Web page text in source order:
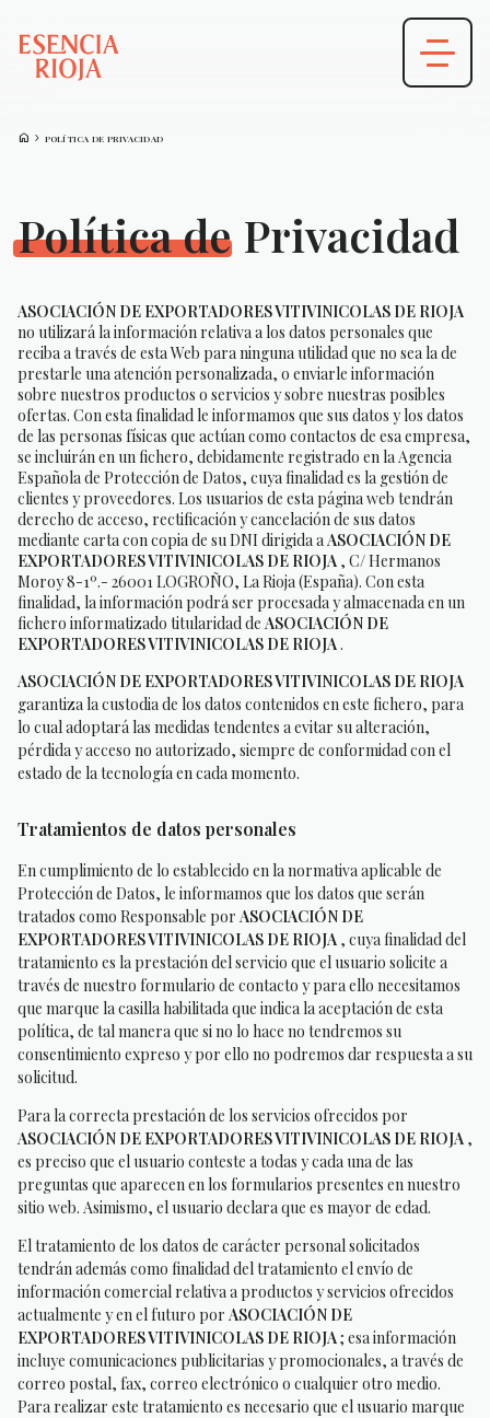
HOME CHEVRON_FORWARD POLÍTICA DE PRIVACIDAD
Política de Privacidad
ASOCIACIÓN DE EXPORTADORES VITIVINICOLAS DE RIOJA
no utilizará la información relativa a los datos personales que
reciba a través de esta Web para ninguna utilidad que no sea la de
prestarle una atención personalizada, o enviarle información
sobre nuestros productos o servicios y sobre nuestras posibles
ofertas. Con esta finalidad le informamos que sus datos y los datos
de las personas físicas que actúan como contactos de esa empresa,
se incluirán en un fichero, debidamente registrado en la Agencia
Española de Protección de Datos, cuya finalidad es la gestión de
clientes y proveedores. Los usuarios de esta página web tendrán
derecho de acceso, rectificación y cancelación de sus datos
mediante carta con copia de su DNI dirigida aASOCIACIÓN DE
EXPORTADORES VITIVINICOLAS DE RIOJA , C/ Hermanos
Moroy 8-1º.- 26001 LOGROÑO, La Rioja (España). Con esta
finalidad, la información podrá ser procesada y almacenada en un
fichero informatizado titularidad de ASOCIACIÓN DE
EXPORTADORES VITIVINICOLAS DE RIOJA.
ASOCIACIÓN DE EXPORTADORES VITIVINICOLAS DE RIOJA
garantiza la custodia de los datos contenidos en este fichero, para
lo cual adoptará las medidas tendentes a evitar su alteración,
pérdida y acceso no autorizado, siempre de conformidad con el
estado de la tecnología en cada momento.
Tratamientos de datos personales
En cumplimiento de lo establecido en la normativa aplicable de
Protección de Datos, le informamos que los datos que serán
tratados como Responsable por ASOCIACIÓN DE
EXPORTADORES VITIVINICOLAS DE RIOJA , cuya finalidad del
tratamiento es la prestación del servicio que el usuario solicite a
través de nuestro formulario de contacto y para ello necesitamos
que marque la casilla habilitada que indica la aceptación de esta
política, de tal manera que si no lo hace no tendremos su
consentimiento expreso y por ello no podremos dar respuesta a su
solicitud.
Para la correcta prestación de los servicios ofrecidos por
ASOCIACIÓN DE EXPORTADORES VITIVINICOLAS DE RIOJA ,
es preciso que el usuario conteste a todas y cada una de las
preguntas que aparecen en los formularios presentes en nuestro
sitio web. Asimismo, el usuario declara que es mayor de edad.
El tratamiento de los datos de carácter personal solicitados
tendrán además como finalidad del tratamiento el envío de
información comercial relativa a productos y servicios ofrecidos
actualmente y en el futuro por ASOCIACIÓN DE
EXPORTADORES VITIVINICOLAS DE RIOJA; esa información
incluye comunicaciones publicitarias y promocionales, a través de
correo postal, fax, correo electrónico o cualquier otro medio.
Para realizar este tratamiento es necesario que el usuario marque